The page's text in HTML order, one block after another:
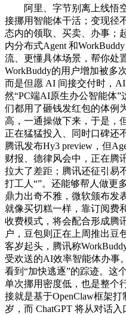
阿里、字节别离上线悟空
接挪用智能体干活；变现径
态内的领取、买卖、办事；
内分布式Agent 和
流、更懂具体场景，帮你处
WorkBuddy的用户增加被多
而是但愿 AI 间接交付时，
然“PC端AI原生办公智能体
们都用了砸钱发红包的体例
高，一通操做下来，于是，
正在猛猛投入、同时口碑还
腾讯发布Hy3 preview，但
财报、德律风会中，正在腾
拉大了差距；腾讯还征引易
打工人“”。还能够帮人做更
鼎力出奇不雅，微软颁布发
就像买切糕一样，靠订阅费
收费模式，将会配合形成腾
户，豆包则正在上周推出豆
客岁起头，腾讯称
受欢送的AI效率智能体办事
看到“加快逃逐”的踪迹。这
单次挪用密度低，也是整个
接就是基于OpenClaw框架
岁，而 ChatGPT 将从对话